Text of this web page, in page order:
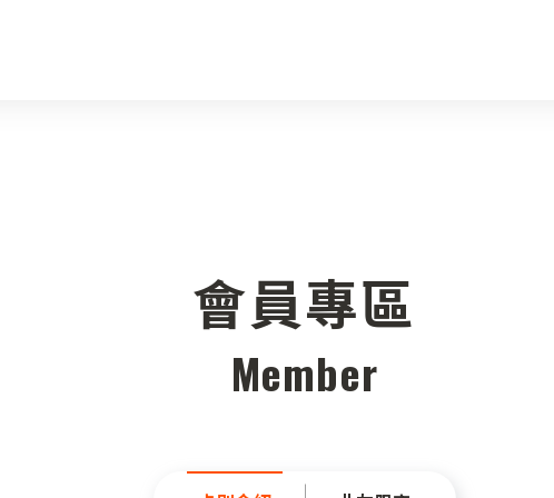
會員專區
Member